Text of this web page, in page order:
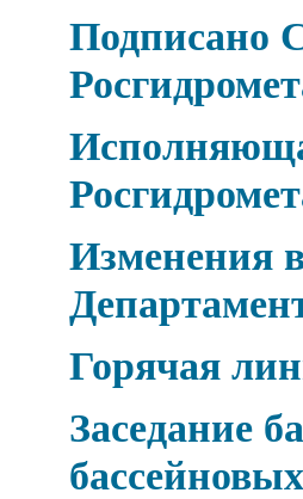
Подписано
Изменения
Горячая
Заседание